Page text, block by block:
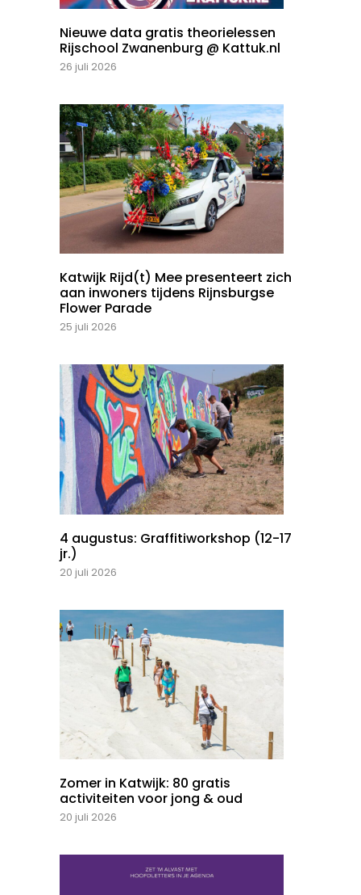
Nieuwe data gratis theorielessen
Rijschool Zwanenburg @ Kattuk.nl
26 juli 2026
Katwijk Rijd(t) Mee presenteert zich
aan inwoners tijdens Rijnsburgse
Flower Parade
25 juli 2026
4 augustus: Graffitiworkshop (12-17
jr.)
20 juli 2026
Zomer in Katwijk: 80 gratis
activiteiten voor jong & oud
20 juli 2026